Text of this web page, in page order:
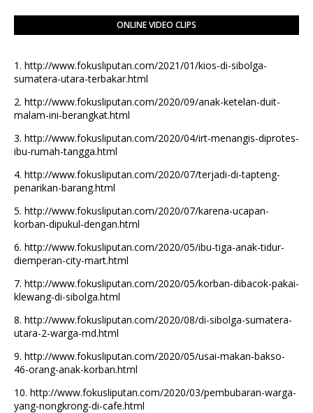
ONLINE VIDEO CLIPS
1. http://www.fokusliputan.com/2021/01/kios-di-sibolga-
sumatera-utara-terbakar.html
2. http://www.fokusliputan.com/2020/09/anak-ketelan-duit-
malam-ini-berangkat.html
3. http://www.fokusliputan.com/2020/04/irt-menangis-diprotes-
ibu-rumah-tangga.html
4. http://www.fokusliputan.com/2020/07/terjadi-di-tapteng-
penarikan-barang.html
5. http://www.fokusliputan.com/2020/07/karena-ucapan-
korban-dipukul-dengan.html
6. http://www.fokusliputan.com/2020/05/ibu-tiga-anak-tidur-
diemperan-city-mart.html
7. http://www.fokusliputan.com/2020/05/korban-dibacok-pakai-
klewang-di-sibolga.html
8. http://www.fokusliputan.com/2020/08/di-sibolga-sumatera-
utara-2-warga-md.html
9. http://www.fokusliputan.com/2020/05/usai-makan-bakso-
46-orang-anak-korban.html
10. http://www.fokusliputan.com/2020/03/pembubaran-warga-
yang-nongkrong-di-cafe.html